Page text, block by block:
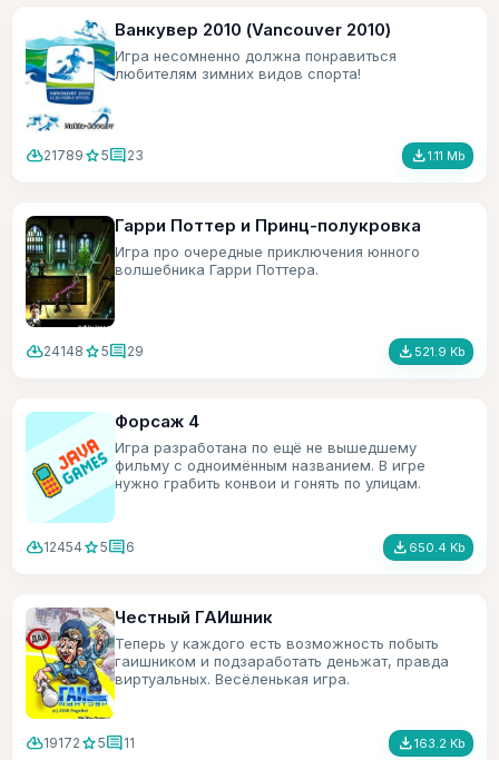
Ванкувер 2010 (Vancouver 2010)
Игра несомненно должна понравиться
любителям зимних видов спорта!
cloud_download21789 star5comment23 file_download1.11 Mb
Гарри Поттер и Принц-полукровка
Игра про очередные приключения юнного
волшебника Гарри Поттера.
cloud_download24148 star5comment29 file_download 521.9 Kb
Форсаж 4
Игра разработана по ещё не вышедшему
фильму с одноимённым названием. В игре
нужно грабить конвои и гонять по улицам.
cloud_download12454 star5comment6 file_download 650.4 Kb
Честный ГАИшник
Теперь у каждого есть возможность побыть
гаишником и подзаработать деньжат, правда
виртуальных. Весёленькая игра.
cloud_download19172 star5comment11 file_download163.2 Kb